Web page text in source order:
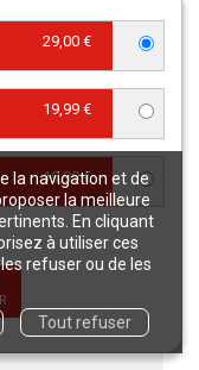
la navigation et de
la meilleure
En cliquant
à utiliser ces
refuser ou de les
Tout refuser
29,00 €
19,99 €
19,99 €